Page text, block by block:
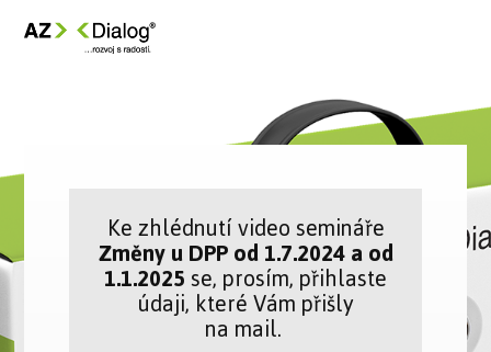
Ke zhlédnutí video semináře
Změny u DPP od 1.7.2024 a od
1.1.2025se, prosím, přihlaste
údaji, které Vám přišly
na mail.